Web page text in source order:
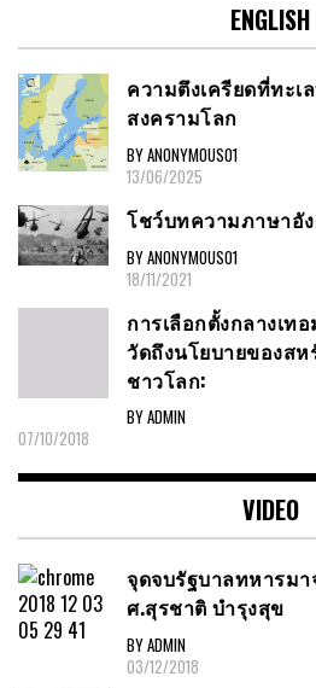
ENGLISH
ความตึงเครียดที่ทะ
สงครามโลก
BY ANONYMOUS01
13/06/2025
โชว์บทความภาษาอั
BY ANONYMOUS01
18/11/2021
การเลือกตั้งกลางเท
วัดถึงนโยบายของส
ชาวโลก:
BY ADMIN
07/10/2018
VIDEO
จุดจบรัฐบาลทหารมา
ศ.สุรชาติ บำรุงสุข
BY ADMIN
03/12/2018